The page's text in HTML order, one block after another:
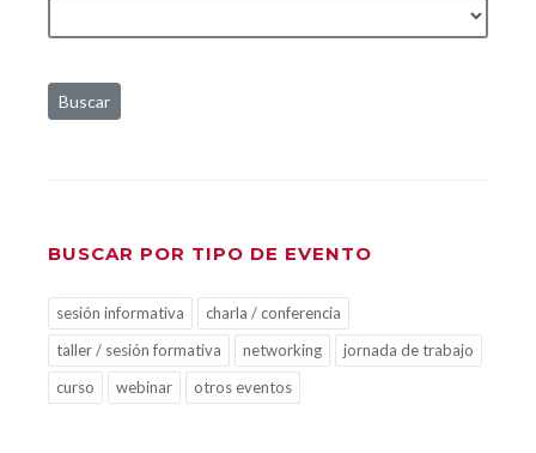
Buscar
BUSCAR POR TIPO DE EVENTO
sesión informativa
charla / conferencia
taller / sesión formativa
networking
jornada de trabajo
curso
webinar otros eventos